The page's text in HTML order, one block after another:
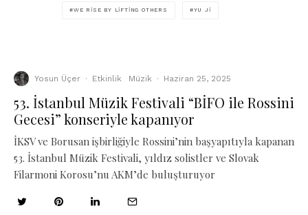
WE RISE BY LIFTING OTHERS YU JI
Yosun Üçer · Etkinlik Müzik · Haziran 25, 2025
53. İstanbul Müzik Festivali “BİFO ile Rossini
Gecesi” konseriyle kapanıyor
İKSV ve Borusan işbirliğiyle Rossini’nin başyapıtıyla kapanan
53. İstanbul Müzik Festivali, yıldız solistler ve Slovak
Filarmoni Korosu’nu AKM’de buluşturuyor